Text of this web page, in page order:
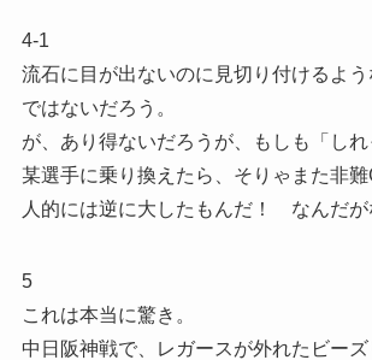
4-1
流石に目が出ないのに見切り付けるよ
ではないだろう。
が、あり得ないだろうが、もしも「し
某選手に乗り換えたら、そりゃまた非
人的には逆に大したもんだ！ なんだが
5
これは本当に驚き。
中日阪神戦で、レガースが外れたビー